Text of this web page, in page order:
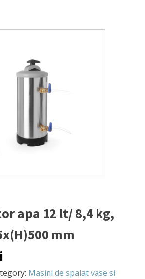
apa 12 lt/ 8,4 kg,
mm
Masini de spalat vase si